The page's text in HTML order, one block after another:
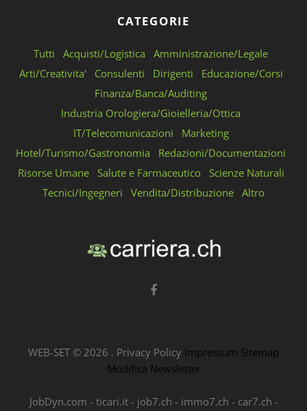
CATEGORIE
Tutti Acquisti/Logistica
Amministrazione/Legale
Arti/Creativita'
Consulenti Dirigenti
Educazione/Corsi
Finanza/Banca/Auditing
Industria Orologiera/Gioielleria/Ottica
IT/Telecomunicazioni
Marketing
Hotel/Turismo/Gastronomia
Redazioni/Documentazioni
Risorse Umane
Salute e Farmaceutico
Scienze Naturali
Tecnici/Ingegneri
Vendita/Distribuzione Altro
WEB-SET © 2026 . Privacy Policy Impressum Sitemap
Modifica Newsletter
JobDyn.com - ticari.it- job7.ch - immo7.ch - car7.ch -